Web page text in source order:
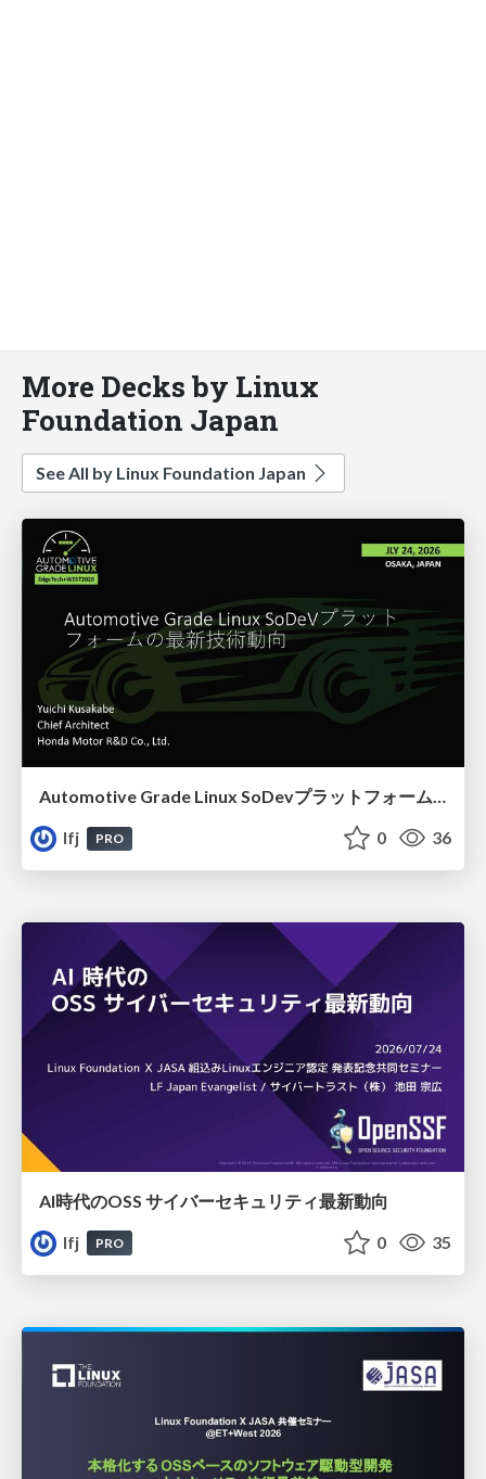
More Decks by Linux
Foundation Japan
See All by Linux Foundation Japan
Automotive Grade Linux SoDevプラットフォームの最新技術動向
lfj
PRO 0 36
AI時代のOSS サイバーセキュリティ最新動向
lfj
PRO 0 35